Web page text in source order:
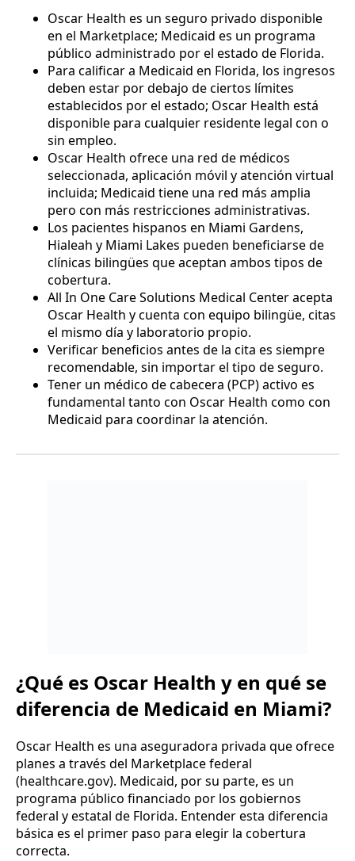
Oscar Health es un seguro privado disponible
en el Marketplace; Medicaid es un programa
público administrado por el estado de Florida.
Para calificar a Medicaid en Florida, los ingresos
deben estar por debajo de ciertos límites
establecidos por el estado; Oscar Health está
disponible para cualquier residente legal con o
sin empleo.
Oscar Health ofrece una red de médicos
seleccionada, aplicación móvil y atención virtual
incluida; Medicaid tiene una red más amplia
pero con más restricciones administrativas.
Los pacientes hispanos en Miami Gardens,
Hialeah y Miami Lakes pueden beneficiarse de
clínicas bilingües que aceptan ambos tipos de
cobertura.
All In One Care Solutions Medical Center acepta
Oscar Health y cuenta con equipo bilingüe, citas
el mismo día y laboratorio propio.
Verificar beneficios antes de la cita es siempre
recomendable, sin importar el tipo de seguro.
Tener un médico de cabecera (PCP) activo es
fundamental tanto con Oscar Health como con
Medicaid para coordinar la atención.
¿Qué es Oscar Health y en qué se
diferencia de Medicaid en Miami?
Oscar Health es una aseguradora privada que ofrece
planes a través del Marketplace federal
(healthcare.gov). Medicaid, por su parte, es un
programa público financiado por los gobiernos
federal y estatal de Florida. Entender esta diferencia
básica es el primer paso para elegir la cobertura
correcta.